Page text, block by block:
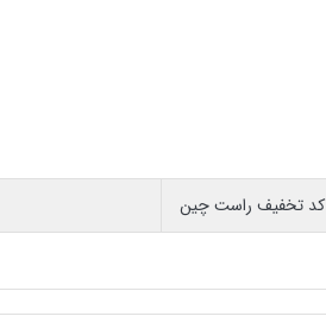
کد تخفیف راست چین